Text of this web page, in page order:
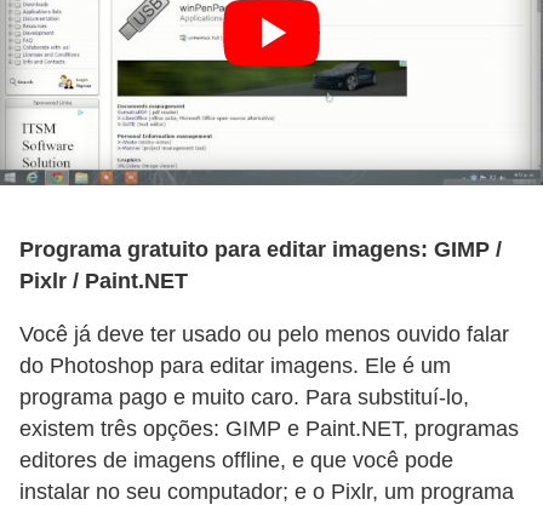
Programa gratuito para editar imagens: GIMP /
Pixlr / Paint.NET
Você já deve ter usado ou pelo menos ouvido falar
do Photoshop para editar imagens. Ele é um
programa pago e muito caro. Para substituí-lo,
existem três opções: GIMP e Paint.NET, programas
editores de imagens offline, e que você pode
instalar no seu computador; e o Pixlr, um programa